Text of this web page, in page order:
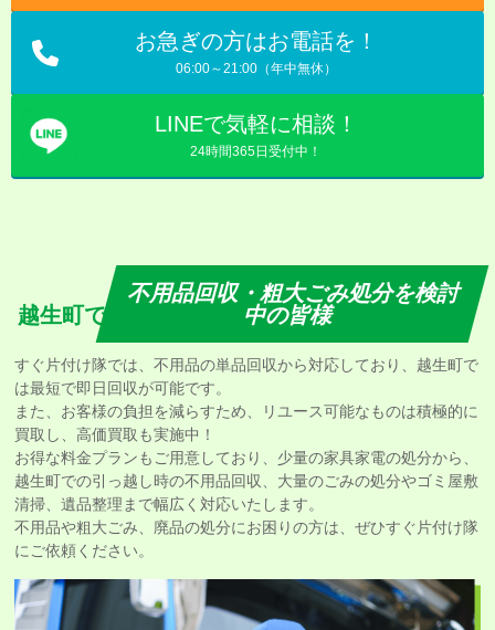
お急ぎの方はお電話を！
06:00～21:00（年中無休）
LINEで気軽に相談！
24時間365日受付中！
越生町で
不用品回収・粗大ごみ処分を検討
中の皆様
すぐ片付け隊では、不用品の単品回収から対応しており、越生町で
は最短で即日回収が可能です。
また、お客様の負担を減らすため、リユース可能なものは積極的に
買取し、高価買取も実施中！
お得な料金プランもご用意しており、少量の家具家電の処分から、
越生町での引っ越し時の不用品回収、大量のごみの処分やゴミ屋敷
清掃、遺品整理まで幅広く対応いたします。
不用品や粗大ごみ、廃品の処分にお困りの方は、ぜひすぐ片付け隊
にご依頼ください。